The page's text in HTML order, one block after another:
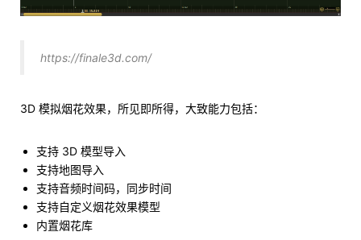
https://finale3d.com/
3D 模拟烟花效果，所见即所得，大致能力包括：
支持 3D 模型导入
支持地图导入
支持音频时间码，同步时间
支持自定义烟花效果模型
内置烟花库